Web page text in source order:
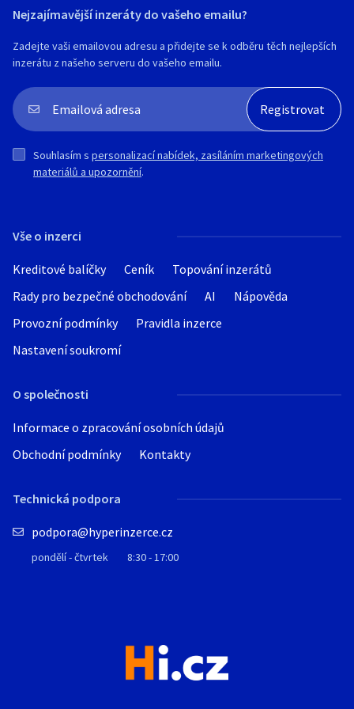
Vše o inzerci
Kreditové balíčky Ceník
Topování inzerátů
Rady pro bezpečné obchodování
AI
Nápověda
Provozní podmínky
Pravidla inzerce
Nastavení soukromí
O společnosti
Informace o zpracování osobních údajů
Obchodní podmínky
Kontakty
Technická podpora
podpora@hyperinzerce.cz
pondělí - čtvrtek 8:30 - 17:00
Nejzajímavější inzeráty do vašeho emailu?
Zadejte vaši emailovou adresu a přidejte se k odběru těch nejlepších
inzerátu z našeho serveru do vašeho emailu.
Souhlasím s personalizací nabídek, zasíláním marketingových
materiálů a upozornění.